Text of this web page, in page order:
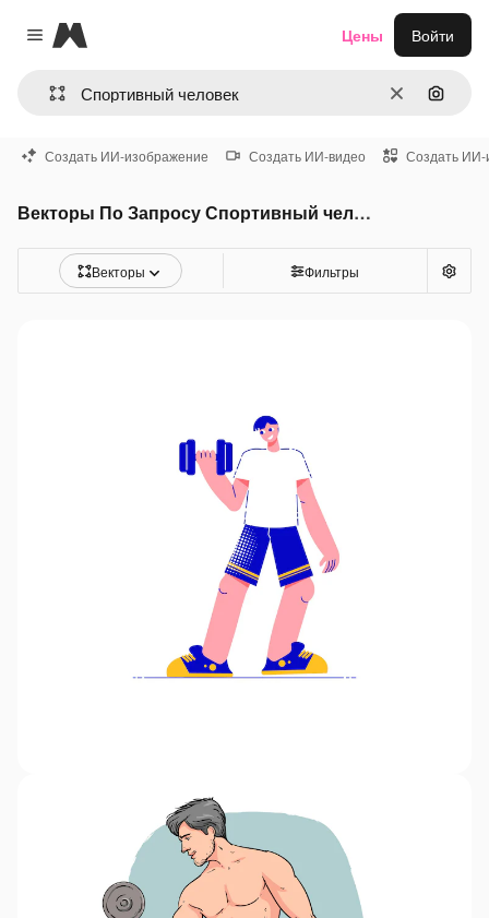
Close menu
Magnific
ОчиститьПоиск
Цены Войти
Создать ИИ-изображение Создать ИИ-видео Создать ИИ-
Векторы По Запросу Спортивный человек
Векторы Фильтры